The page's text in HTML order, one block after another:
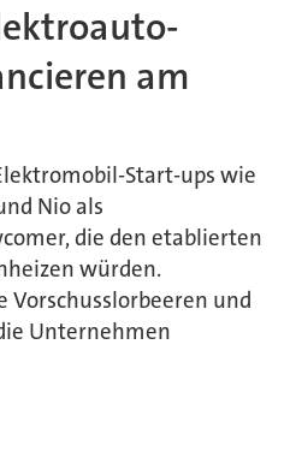
am
Start-ups wie
Nio als
die den etablierten
würden.
und
Unternehmen